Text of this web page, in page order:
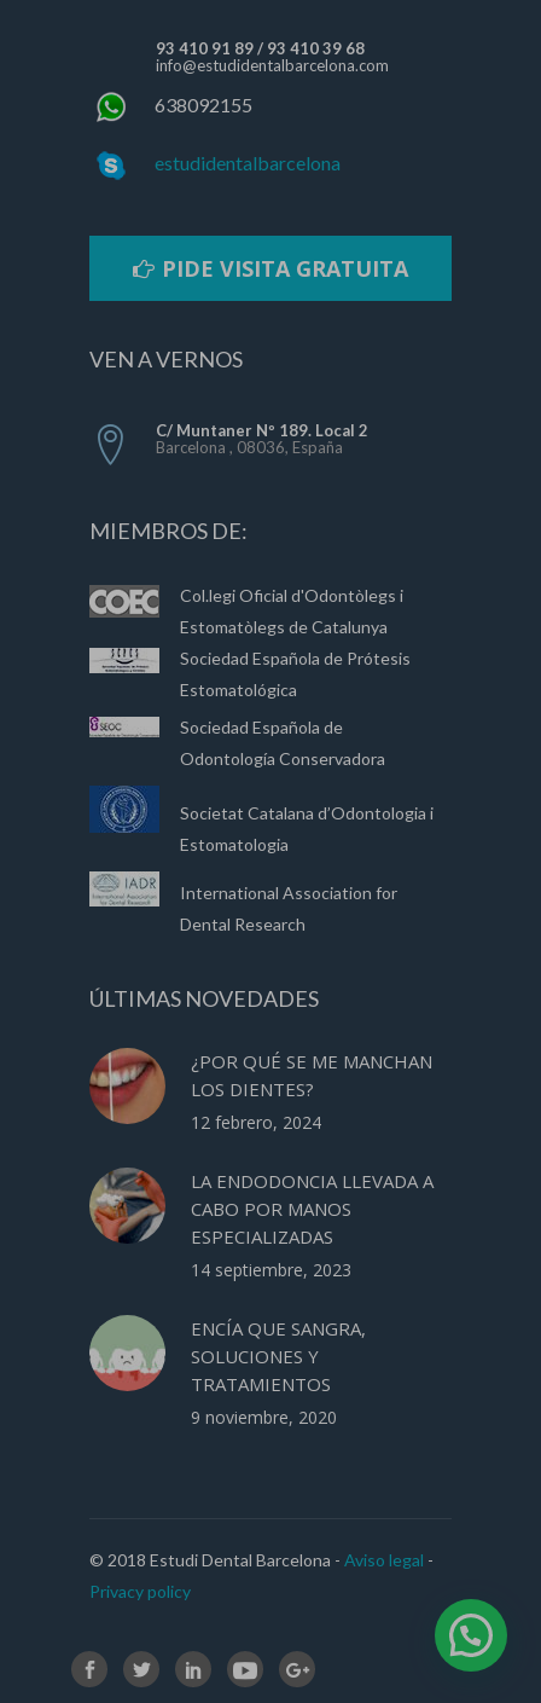
93 410 91 89/ 93 410 39 68
info@estudidentalbarcelona.com
638092155
estudidentalbarcelona
PIDE VISITA GRATUITA
VEN A VERNOS
C/ Muntaner Nº 189. Local 2
Barcelona , 08036, España
MIEMBROS DE:
Col.legi Oficial d'Odontòlegs i
Estomatòlegs de Catalunya
Sociedad Española de Prótesis
Estomatológica
Sociedad Española de
Odontología Conservadora
Societat Catalana d’Odontologia i
Estomatologia
International Association for
Dental Research
ÚLTIMAS NOVEDADES
¿POR QUÉ SE ME MANCHAN
LOS DIENTES?
12 febrero, 2024
LA ENDODONCIA LLEVADA A
CABO POR MANOS
ESPECIALIZADAS
14 septiembre, 2023
ENCÍA QUE SANGRA,
SOLUCIONES Y
TRATAMIENTOS
9 noviembre, 2020
© 2018 Estudi Dental Barcelona - Aviso legal -
Privacy policy